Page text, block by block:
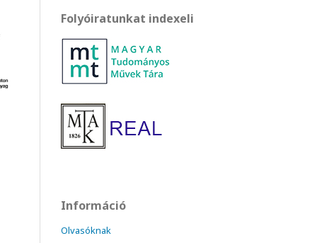
Folyóiratunkat indexeli
Információ
Olvasóknak